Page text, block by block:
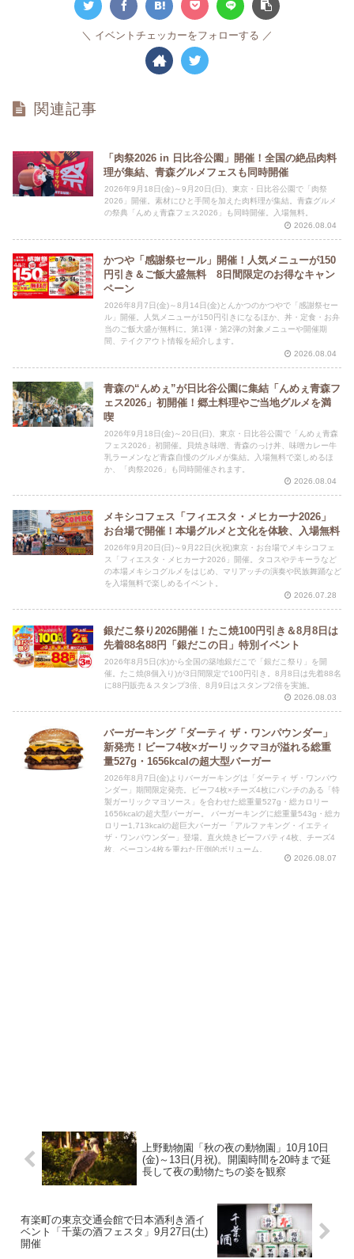
イベントチェッカーをフォローする
関連記事
「肉祭2026 in 日比谷公園」開催！全国の絶品肉料
理が集結、青森グルメフェスも同時開催
2026年9月18日(金)～9月20日(日)、東京・日比谷公園で「肉祭
2026」開催。素材にひと手間を加えた肉料理が集結。青森グルメ
の祭典「んめぇ青森フェス2026」も同時開催。入場無料。
2026.08.04
かつや「感謝祭セール」開催！人気メニューが150
円引き＆ご飯大盛無料 8日間限定のお得なキャン
ペーン
2026年8月7日(金)～8月14日(金)とんかつのかつやで「感謝祭セー
ル」開催。人気メニューが150円引きになるほか、丼・定食・お弁
当のご飯大盛が無料に。第1弾・第2弾の対象メニューや開催期
間、テイクアウト情報を紹介します。
2026.08.04
青森の“んめぇ”が日比谷公園に集結「んめぇ青森フ
ェス2026」初開催！郷土料理やご当地グルメを満
喫
2026年9月18日(金)～20日(日)、東京・日比谷公園で「んめぇ青森
フェス2026」初開催。貝焼き味噌、青森のっけ丼、味噌カレー牛
乳ラーメンなど青森自慢のグルメが集結。入場無料で楽しめるほ
か、「肉祭2026」も同時開催されます。
2026.08.04
メキシコフェス「フィエスタ・メヒカーナ2026」
お台場で開催！本場グルメと文化を体験、入場無料
2026年9月20日(日)～9月22日(火祝)東京・お台場でメキシコフェ
ス「フィエスタ・メヒカーナ2026」開催。タコスやテキーラなど
の本場メキシコグルメをはじめ、マリアッチの演奏や民族舞踊など
を入場無料で楽しめるイベント。
2026.07.28
銀だこ祭り2026開催！たこ焼100円引き＆8月8日は
先着88名88円「銀だこの日」特別イベント
2026年8月5日(水)から全国の築地銀だこで「銀だこ祭り」を開
催。たこ焼(8個入り)が3日間限定で100円引き。8月8日は先着88名
に88円販売＆スタンプ3倍、8月9日はスタンプ2倍を実施。
2026.08.03
バーガーキング「ダーティ ザ・ワンパウンダー」
新発売！ビーフ4枚×ガーリックマヨが溢れる総重
量527g・1656kcalの超大型バーガー
2026年8月7日(金)よりバーガーキングは「ダーティ ザ・ワンパウ
ンダー」期間限定発売。ビーフ4枚×チーズ4枚にパンチのある「特
製ガーリックマヨソース」を合わせた総重量527g・総カロリー
1656kcalの超大型バーガー。 バーガーキングに総重量543g・総カ
ロリー1,713kcalの超巨大バーガー「アルファキング・イエティ
ザ・ワンパウンダー」登場。直火焼きビーフパティ4枚、チーズ4
枚、ベーコン4枚を重ねた圧倒的ボリューム。
2026.08.07
上野動物園「秋の夜の動物園」10月10日
(金)～13日(月祝)。開園時間を20時まで延
長して夜の動物たちの姿を観察
有楽町の東京交通会館で日本酒利き酒イ
ベント「千葉の酒フェスタ」9月27日(土)
開催